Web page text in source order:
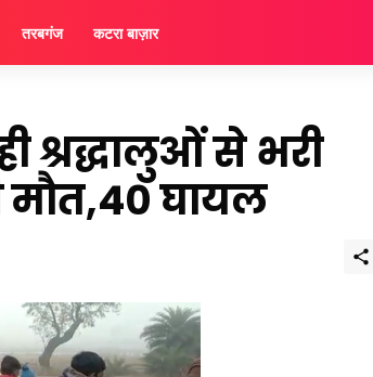
तरबगंज कटरा बाज़ार
श्रद्धालुओं से भरी
मौत,40 घायल